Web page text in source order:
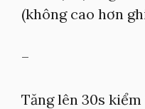
(không cao hơn
–
Tăng lên 30s